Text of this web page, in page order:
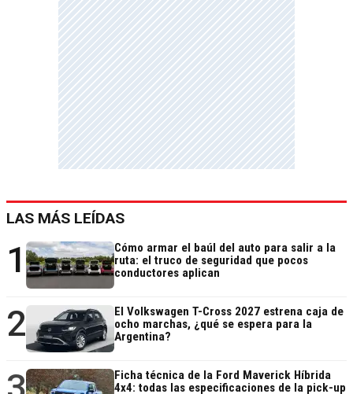
LAS MÁS LEÍDAS
1
Cómo armar el baúl del auto para salir a la
ruta: el truco de seguridad que pocos
conductores aplican
2
El Volkswagen T-Cross 2027 estrena caja de
ocho marchas, ¿qué se espera para la
Argentina?
Ficha técnica de la Ford Maverick Híbrida
4x4: todas las especificaciones de la pick-up